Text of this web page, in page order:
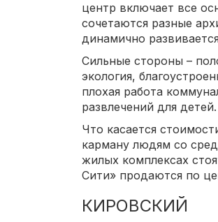
центр включает все
сочетаются разные
динамично
Сильные стороны –
экология,
плохая работа
развлечений для детей.
Что касается
карману людям со
жилых комплексах
Сити» продаются по
КИРОВСКИЙ